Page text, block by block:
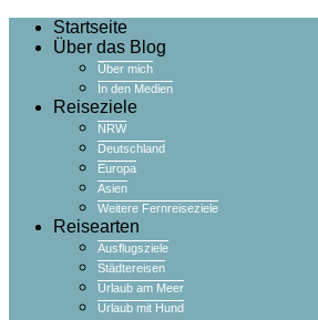
Startseite
Über das Blog
Über mich
In den Medien
Reiseziele
NRW
Deutschland
Europa
Asien
Weitere Fernreiseziele
Reisearten
Ausflugsziele
Städtereisen
Urlaub am Meer
Urlaub mit Hund